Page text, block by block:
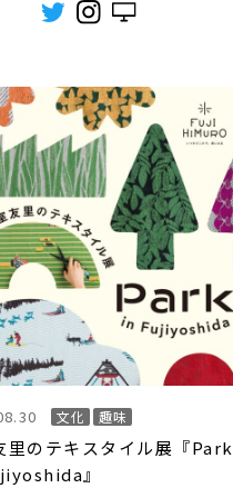
文化 趣味
里のテキスタイル展『Park
』